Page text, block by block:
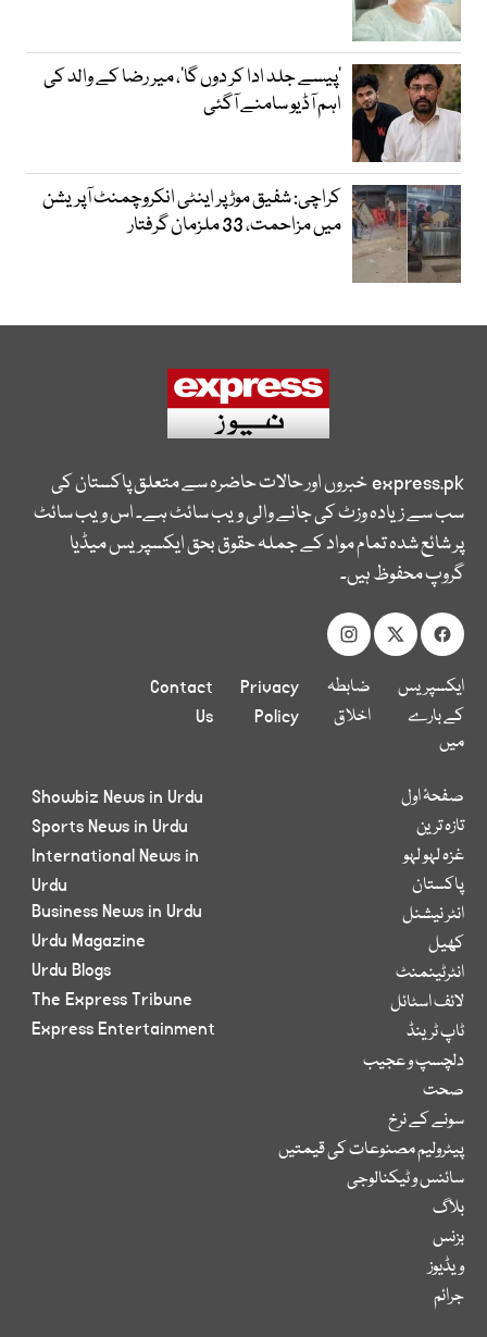
’پیسے جلد ادا کر دوں گا‘، میر رضا کے والد کی
اہم آڈیو سامنے آگئی
کراچی: شفیق موڑ پر اینٹی انکروچمنٹ آپریشن
میں مزاحمت، 33 ملزمان گرفتار
express.pkخبروں اور حالات حاضرہ سے متعلق پاکستان کی
سب سے زیادہ وزٹ کی جانے والی ویب سائٹ ہے۔ اس ویب سائٹ
پر شائع شدہ تمام مواد کے جملہ حقوق بحق ایکسپریس میڈیا
گروپ محفوظ ہیں۔
ایکسپریس
کے بارے
میں
ضابطہ
اخلاق
Privacy
Policy
Contact
Us
صفحۂ اول
تازہ ترین
غزہ لہو لہو
پاکستان
انٹر نیشنل
کھیل
انٹرٹینمنٹ
لائف اسٹائل
ٹاپ ٹرینڈ
دلچسپ و عجیب
صحت
سونے کے نرخ
پیٹرولیم مصنوعات کی قیمتیں
سائنس و ٹیکنالوجی
بلاگ
بزنس
ویڈیوز
جرائم
Showbiz News in Urdu
Sports News in Urdu
International News in
Urdu
Business News in Urdu
Urdu Magazine
Urdu Blogs
The Express Tribune
Express Entertainment